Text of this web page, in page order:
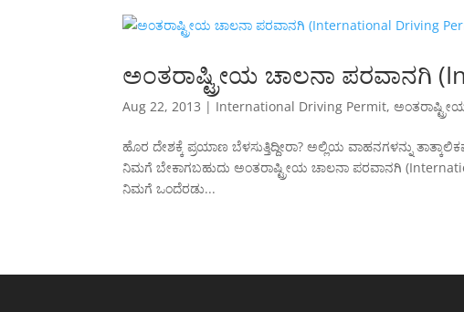
ಅಂತರಾಷ್ಟ್ರೀಯ ಚಾಲನಾ ಪರವಾನಗಿ
Aug 22, 2013 | International Driving Permit,
ಹೊರ ದೇಶಕ್ಕೆ ಪ್ರಯಾಣ ಬೆಳಸುತ್ತಿದ್ದೀರಾ? ಅಲ್ಲಿಯ ವಾಹನಗಳನ್ನು
ನಿಮಗೆ ಬೇಕಾಗಬಹುದು ಅಂತರಾಷ್ಟ್ರೀಯ ಚಾಲನಾ ಪರವಾನಗಿ
ನಿಮಗೆ ಒಂದೆರಡು...